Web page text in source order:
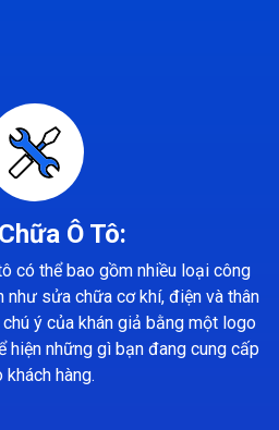
Ô Tô:
có thể bao gồm nhiều loại công
như sửa chữa cơ khí, điện và thân
ý của khán giả bằng một logo
hiện những gì bạn đang cung cấp
khách hàng.